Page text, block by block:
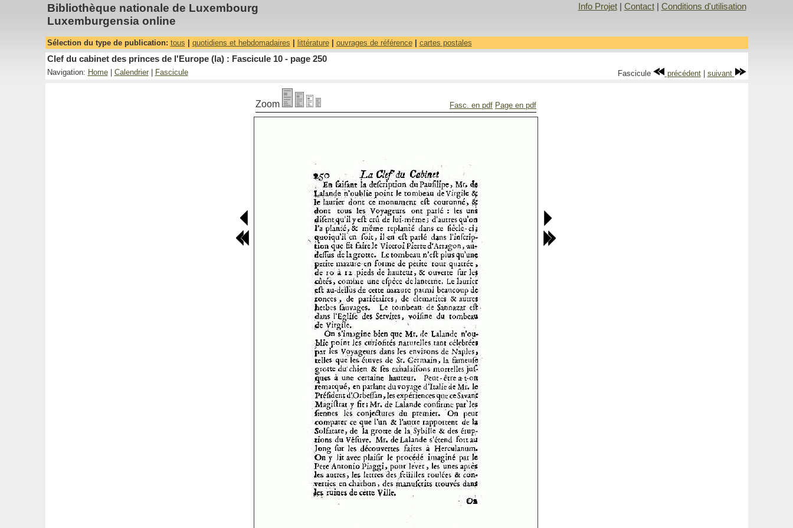
Bibliothèque nationale de Luxembourg
Luxemburgensia online
Info Projet| Contact| Conditions d'utilisation
Sélection du type de publication: tous quotidiens et hebdomadaires littérature| ouvrages de référence| cartes postales
Clef du cabinet des princes de l'Europe (la) : Fascicule 10 - page 250
Navigation: Home| Calendrier| Fascicule Fascicule précédent| suivant
Zoom Fasc. en pdf Page en pdf